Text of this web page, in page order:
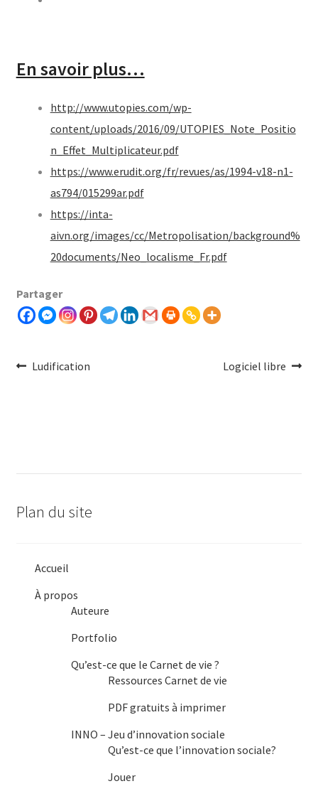
En savoir plus…
http://www.utopies.com/wp-
content/uploads/2016/09/UTOPIES_Note_Positio
n_Effet_Multiplicateur.pdf
https://www.erudit.org/fr/revues/as/1994-v18-n1-
as794/015299ar.pdf
https://inta-
aivn.org/images/cc/Metropolisation/background%
20documents/Neo_localisme_Fr.pdf
Partager
Navigation
Article
Ludification
Article
Logiciel libre
Plan du site
Accueil
À propos
Auteure
Portfolio
Qu’est-ce que le Carnet de vie ?
Ressources Carnet de vie
PDF gratuits à imprimer
INNO – Jeu d’innovation sociale
Qu’est-ce que l’innovation sociale?
Jouer